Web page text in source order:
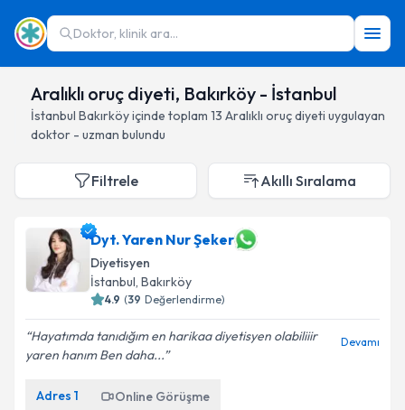
Doktor, klinik ara...
Aralıklı oruç diyeti, Bakırköy - İstanbul
İstanbul Bakırköyiçinde toplam 13 Aralıklı oruç diyeti uygulayan
doktor - uzman bulundu
Filtrele Akıllı Sıralama
Dyt. Yaren Nur Şeker
Diyetisyen
İstanbul, Bakırköy
4.9 (39 Değerlendirme)
Hayatımda tanıdığım en harikaa diyetisyen olabiliiir
yaren hanım Ben daha...
Devamı
Adres 1 Online Görüşme